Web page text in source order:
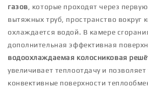
газов , которые проходят через
вытяжных труб, пространство вокруг
охлаждается водой. В камере
дополнительная эффективная
водоохлаждаемая колосниковая
увеличивает теплоотдачу и позволяет
конвективные поверхности